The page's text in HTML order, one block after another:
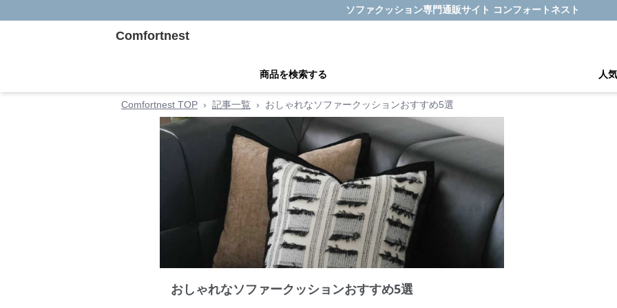
ソファクッション専門通販サイト コンフォートネスト
Comfortnest
商品を検索する 人
Comfortnest TOP › 記事一覧 › おしゃれなソファークッションおすすめ5選
おしゃれなソファークッションおすすめ5選